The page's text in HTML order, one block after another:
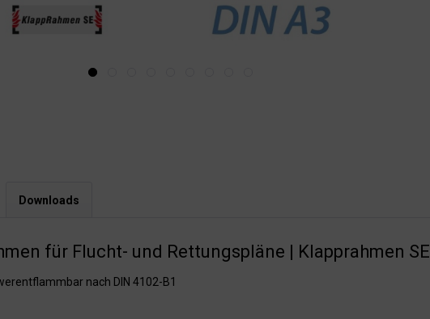
Downloads
für Flucht- und Rettungspläne | Klapprahmen SE
nach DIN 4102-B1